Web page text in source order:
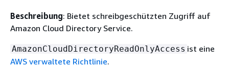
Beschreibung: Bietet schreibgeschützten Zugriff auf
Amazon Cloud Directory Service.
AmazonCloudDirectoryReadOnlyAccess ist eine
AWS verwaltete Richtlinie.